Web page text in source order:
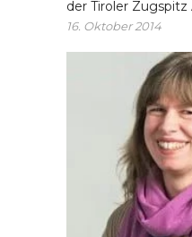
der Tiroler Zugspitz
16. Oktober 2014